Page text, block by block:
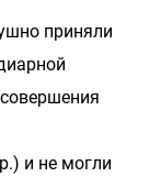
приняли
и не могли